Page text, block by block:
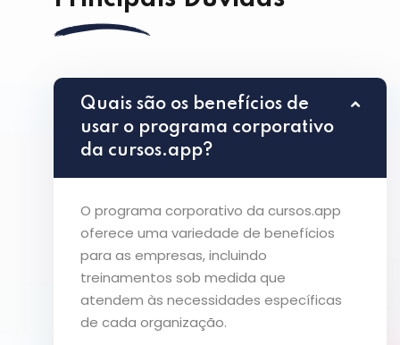
Quais são os benefícios de
usar o programa corporativo
da cursos.app?
O programa corporativo da cursos.app
oferece uma variedade de benefícios
para as empresas, incluindo
treinamentos sob medida que
atendem às necessidades específicas
de cada organização.